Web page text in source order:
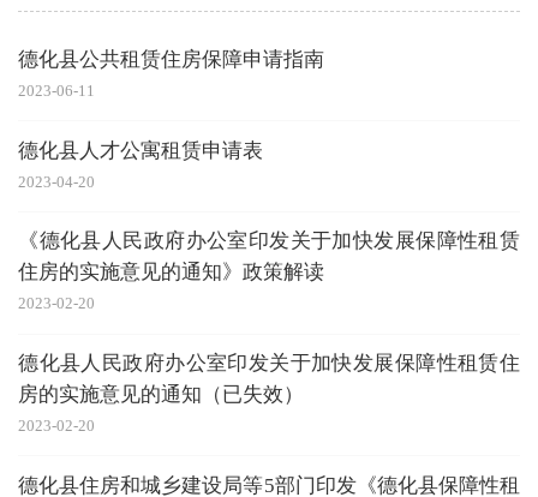
德化县公共租赁住房保障申请指南
2023-06-11
德化县人才公寓租赁申请表
2023-04-20
《德化县人民政府办公室印发关于加快发展保障性租赁
住房的实施意见的通知》政策解读
2023-02-20
德化县人民政府办公室印发关于加快发展保障性租赁住
房的实施意见的通知（已失效）
2023-02-20
德化县住房和城乡建设局等5部门印发《德化县保障性租